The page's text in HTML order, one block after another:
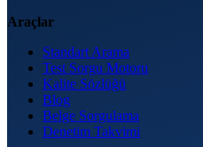
Araçlar
Standart Arama
Test Sorgu Motoru
Kalite Sözlüğü
Blog
Belge Sorgulama
Denetim Takvimi